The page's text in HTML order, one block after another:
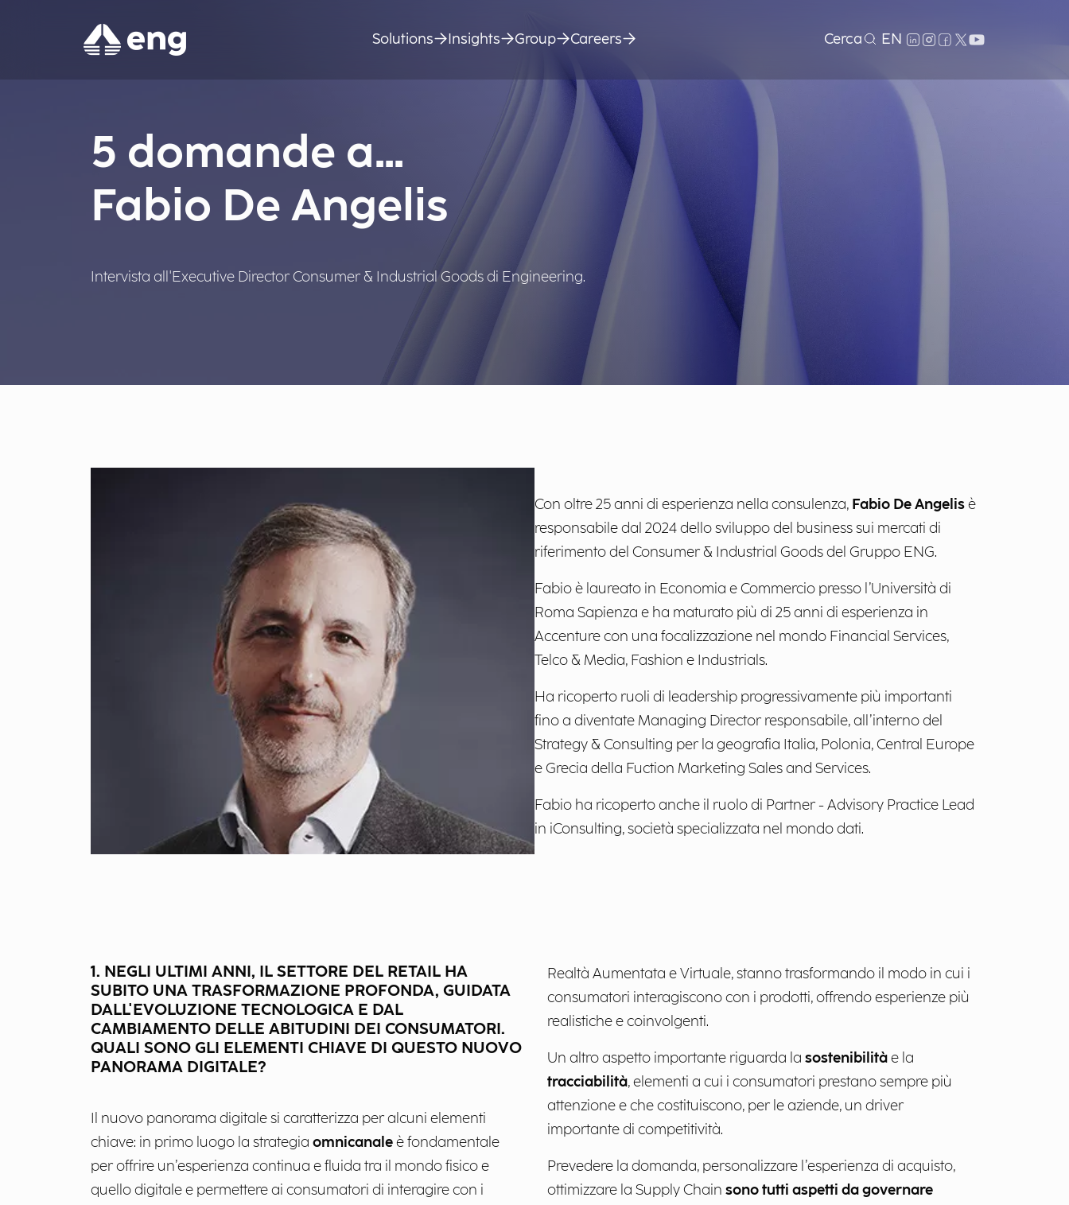
Solutions Insights Group Careers Cerca EN
5 domande a...
Fabio De Angelis
Intervista all'Executive Director Consumer & Industrial Goods di Engineering.
Con oltre 25 anni di esperienza nella consulenza, Fabio De Angelisè
responsabile dal 2024 dello sviluppo del business sui mercati di
riferimento del Consumer & Industrial Goods del Gruppo ENG.
Fabio è laureato in Economia e Commercio presso l’Università di
Roma Sapienza e ha maturato più di 25 anni di esperienza in
Accenture con una focalizzazione nel mondo Financial Services,
Telco & Media, Fashion e Industrials.
Ha ricoperto ruoli di leadership progressivamente più importanti
fino a diventate Managing Director responsabile, all’interno del
Strategy & Consulting per la geografia Italia, Polonia, Central Europe
e Grecia della Fuction Marketing Sales and Services.
Fabio ha ricoperto anche il ruolo di Partner - Advisory Practice Lead
in iConsulting, società specializzata nel mondo dati.
1. NEGLI ULTIMI ANNI, IL SETTORE DEL RETAIL HA
SUBITO UNA TRASFORMAZIONE PROFONDA, GUIDATA
DALL'EVOLUZIONE TECNOLOGICA E DAL
CAMBIAMENTO DELLE ABITUDINI DEI CONSUMATORI.
QUALI SONO GLI ELEMENTI CHIAVE DI QUESTO NUOVO
PANORAMA DIGITALE?
Il nuovo panorama digitale si caratterizza per alcuni elementi
chiave: in primo luogo la strategia omnicanaleè fondamentale
per offrire un’esperienza continua e fluida tra il mondo fisico e
quello digitale e permettere ai consumatori di interagire con i
Realtà Aumentata e Virtuale, stanno trasformando il modo in cui i
consumatori interagiscono con i prodotti, offrendo esperienze più
realistiche e coinvolgenti.
Un altro aspetto importante riguarda la sostenibilitàe la
tracciabilità, elementi a cui i consumatori prestano sempre più
attenzione e che costituiscono, per le aziende, un driver
importante di competitività.
Prevedere la domanda, personalizzare l’esperienza di acquisto,
ottimizzare la Supply Chain sono tutti aspetti da governare